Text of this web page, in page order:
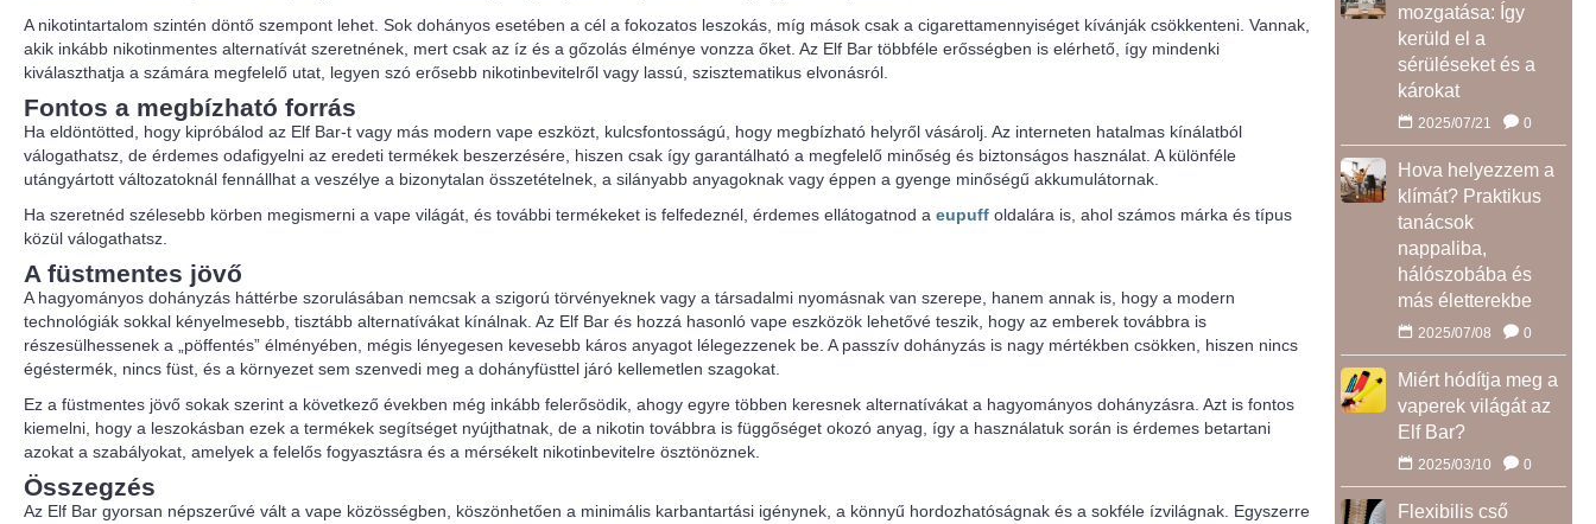
mozgatása: Így
kerüld el a
sérüléseket és a
károkat
2025/07/21 0
Hova helyezzem a
klímát? Praktikus
tanácsok
nappaliba,
hálószobába és
más életterekbe
2025/07/08 0
Miért hódítja meg a
vaperek világát az
Elf Bar?
2025/03/10 0
Flexibilis cső
A nikotintartalom szintén döntő szempont lehet. Sok dohányos esetében a cél a fokozatos leszokás, míg mások csak a cigarettamennyiséget kívánják csökkenteni. Vannak,
akik inkább nikotinmentes alternatívát szeretnének, mert csak az íz és a gőzolás élménye vonzza őket. Az Elf Bar többféle erősségben is elérhető, így mindenki
kiválaszthatja a számára megfelelő utat, legyen szó erősebb nikotinbevitelről vagy lassú, szisztematikus elvonásról.
Fontos a megbízható forrás
Ha eldöntötted, hogy kipróbálod az Elf Bar-t vagy más modern vape eszközt, kulcsfontosságú, hogy megbízható helyről vásárolj. Az interneten hatalmas kínálatból
válogathatsz, de érdemes odafigyelni az eredeti termékek beszerzésére, hiszen csak így garantálható a megfelelő minőség és biztonságos használat. A különféle
utángyártott változatoknál fennállhat a veszélye a bizonytalan összetételnek, a silányabb anyagoknak vagy éppen a gyenge minőségű akkumulátornak.
Ha szeretnéd szélesebb körben megismerni a vape világát, és további termékeket is felfedeznél, érdemes ellátogatnod a eupuff oldalára is, ahol számos márka és típus
közül válogathatsz.
A füstmentes jövő
A hagyományos dohányzás háttérbe szorulásában nemcsak a szigorú törvényeknek vagy a társadalmi nyomásnak van szerepe, hanem annak is, hogy a modern
technológiák sokkal kényelmesebb, tisztább alternatívákat kínálnak. Az Elf Bar és hozzá hasonló vape eszközök lehetővé teszik, hogy az emberek továbbra is
részesülhessenek a „pöffentés” élményében, mégis lényegesen kevesebb káros anyagot lélegezzenek be. A passzív dohányzás is nagy mértékben csökken, hiszen nincs
égéstermék, nincs füst, és a környezet sem szenvedi meg a dohányfüsttel járó kellemetlen szagokat.
Ez a füstmentes jövő sokak szerint a következő években még inkább felerősödik, ahogy egyre többen keresnek alternatívákat a hagyományos dohányzásra. Azt is fontos
kiemelni, hogy a leszokásban ezek a termékek segítséget nyújthatnak, de a nikotin továbbra is függőséget okozó anyag, így a használatuk során is érdemes betartani
azokat a szabályokat, amelyek a felelős fogyasztásra és a mérsékelt nikotinbevitelre ösztönöznek.
Összegzés
Az Elf Bar gyorsan népszerűvé vált a vape közösségben, köszönhetően a minimális karbantartási igénynek, a könnyű hordozhatóságnak és a sokféle ízvilágnak. Egyszerre